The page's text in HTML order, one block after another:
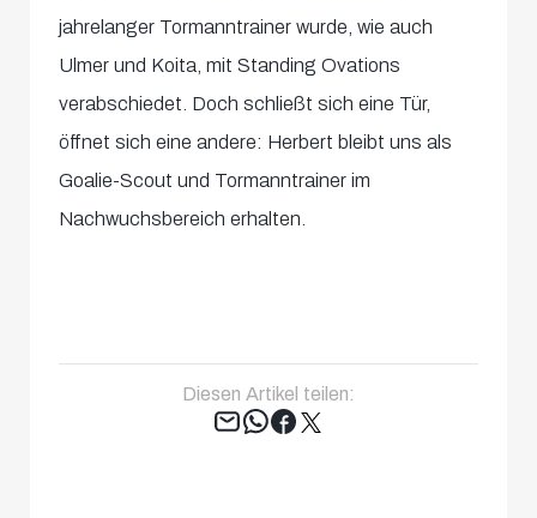
jahrelanger Tormanntrainer wurde, wie auch
Ulmer und Koita, mit Standing Ovations
verabschiedet. Doch schließt sich eine Tür,
öffnet sich eine andere: Herbert bleibt uns als
Goalie-Scout und Tormanntrainer im
Nachwuchsbereich erhalten.
Diesen Artikel teilen:
Tweet